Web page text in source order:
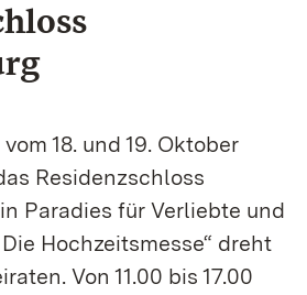
18. und 19. Oktober
Residenzschloss
Paradies für Verliebte und
Hochzeitsmesse“ dreht
Von 11.00 bis 17.00